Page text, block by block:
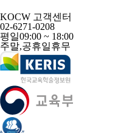
KOCW 고객센터
02-6271-0208
평일09:00 ~ 18:00
주말,공휴일휴무